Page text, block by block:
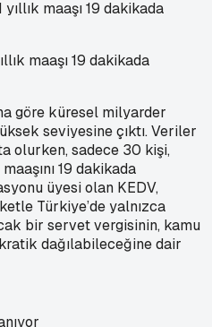
maaşı 19 dakikada
göre küresel milyarder
seviyesine çıktı. Veriler
olurken, sadece 30 kişi,
19 dakikada
üyesi olan KEDV,
Türkiye’de yalnızca
bir servet vergisinin, kamu
dağılabileceğine dair